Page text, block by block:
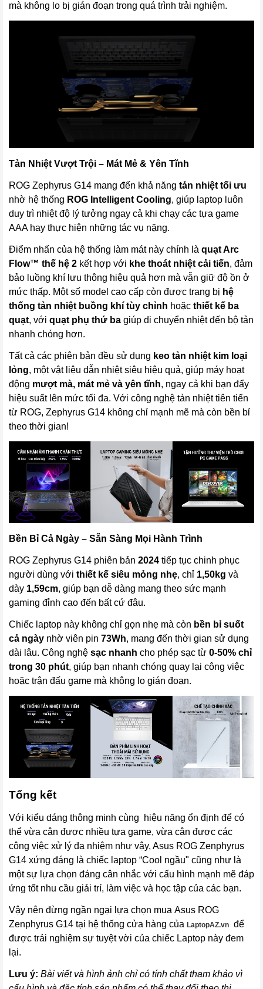
mà không lo bị gián đoạn trong quá trình trải nghiệm.
Tản Nhiệt Vượt Trội – Mát Mẻ & Yên Tĩnh
ROG Zephyrus G14 mang đến khả năng tản nhiệt tối ưu
nhờ hệ thống ROG Intelligent Cooling, giúp laptop luôn
duy trì nhiệt độ lý tưởng ngay cả khi chạy các tựa game
AAA hay thực hiện những tác vụ nặng.
Điểm nhấn của hệ thống làm mát này chính là quạt Arc
Flow™ thế hệ 2 kết hợp với khe thoát nhiệt cải tiến, đảm
bảo luồng khí lưu thông hiệu quả hơn mà vẫn giữ độ ồn ở
mức thấp. Một số model cao cấp còn được trang bị hệ
thống tản nhiệt buồng khí tùy chỉnh hoặc thiết kế ba
quạt, với quạt phụ thứ ba giúp di chuyển nhiệt đến bộ tản
nhanh chóng hơn.
Tất cả các phiên bản đều sử dụng keo tản nhiệt kim loại
lỏng, một vật liệu dẫn nhiệt siêu hiệu quả, giúp máy hoạt
động mượt mà, mát mẻ và yên tĩnh, ngay cả khi bạn đẩy
hiệu suất lên mức tối đa. Với công nghệ tản nhiệt tiên tiến
từ ROG, Zephyrus G14 không chỉ mạnh mẽ mà còn bền bỉ
theo thời gian!
Bền Bỉ Cả Ngày – Sẵn Sàng Mọi Hành Trình
ROG Zephyrus G14 phiên bản 2024 tiếp tục chinh phục
người dùng với thiết kế siêu mỏng nhẹ, chỉ 1,50kg và
dày 1,59cm, giúp bạn dễ dàng mang theo sức mạnh
gaming đỉnh cao đến bất cứ đâu.
Chiếc laptop này không chỉ gọn nhẹ mà còn bền bỉ suốt
cả ngày nhờ viên pin 73Wh, mang đến thời gian sử dụng
dài lâu. Công nghệ sạc nhanh cho phép sạc từ 0-50% chỉ
trong 30 phút, giúp bạn nhanh chóng quay lại công việc
hoặc trận đấu game mà không lo gián đoạn.
Tổng kết
Với kiểu dáng thông minh cùng hiệu năng ổn định để có
thể vừa cân được nhiều tựa game, vừa cân được các
công việc xử lý đa nhiệm như vậy, Asus ROG Zenphyrus
G14 xứng đáng là chiếc laptop “Cool ngầu" cũng như là
một sự lựa chọn đáng cân nhắc với cấu hình mạnh mẽ đáp
ứng tốt nhu cầu giải trí, làm việc và học tập của các bạn.
Vậy nên đừng ngần ngại lựa chọn mua Asus ROG
Zenphyrus G14 tại hệ thống cửa hàng của LaptopAZ.vn để
được trải nghiệm sự tuyệt vời của chiếc Laptop này đem
lại.
Lưu ý: Bài viết và hình ảnh chỉ có tính chất tham khảo vì